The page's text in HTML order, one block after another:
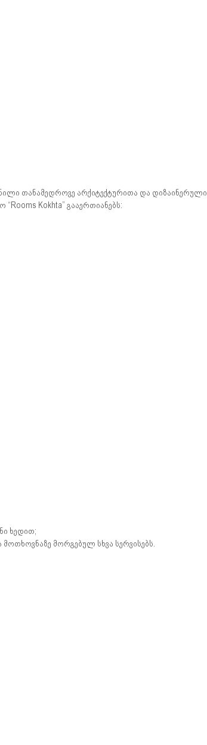
თანამედროვე არქიტექტურითა და დიზაინერული
Kokhta” გააერთიანებს:
ხედით;
მორგებულ სხვა სერვისებს.